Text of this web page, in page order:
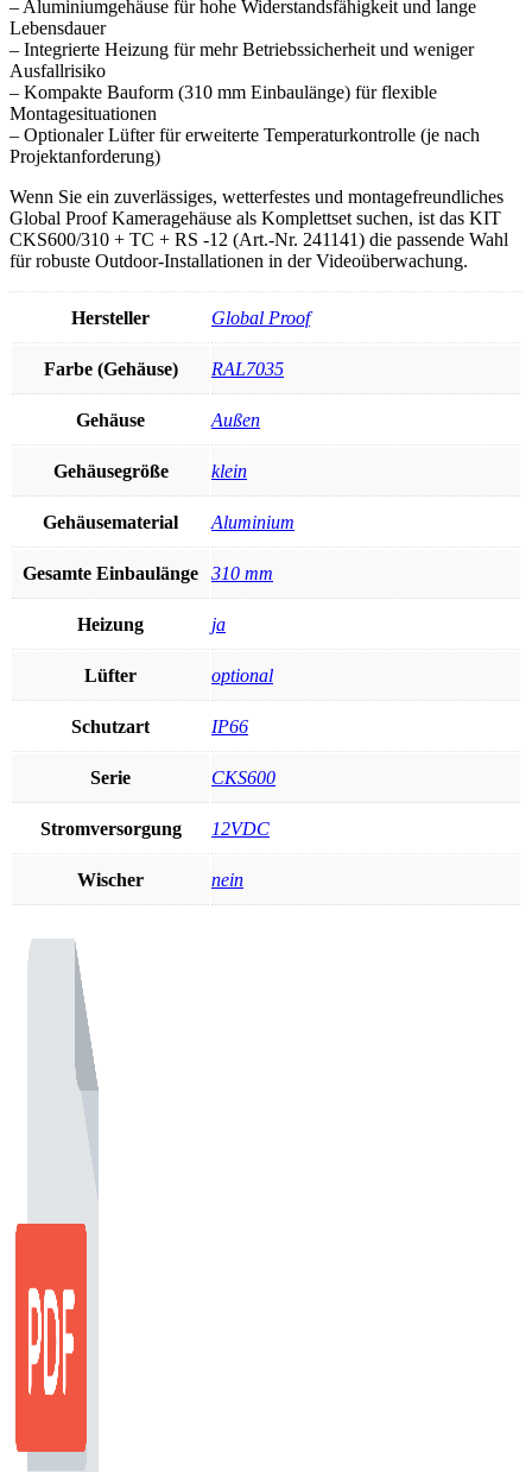
– Aluminiumgehäuse für hohe Widerstandsfähigkeit und lange
Lebensdauer
– Integrierte Heizung für mehr Betriebssicherheit und weniger
Ausfallrisiko
– Kompakte Bauform (310 mm Einbaulänge) für flexible
Montagesituationen
– Optionaler Lüfter für erweiterte Temperaturkontrolle (je nach
Projektanforderung)
Wenn Sie ein zuverlässiges, wetterfestes und montagefreundliches
Global Proof Kameragehäuse als Komplettset suchen, ist das KIT
CKS600/310 + TC + RS -12 (Art.-Nr. 241141) die passende Wahl
für robuste Outdoor-Installationen in der Videoüberwachung.
Hersteller Global Proof
Farbe (Gehäuse) RAL7035
Gehäuse Außen
Gehäusegröße klein
Gehäusematerial Aluminium
Gesamte Einbaulänge 310 mm
Heizung ja
Lüfter optional
Schutzart IP66
Serie CKS600
Stromversorgung 12VDC
Wischer nein